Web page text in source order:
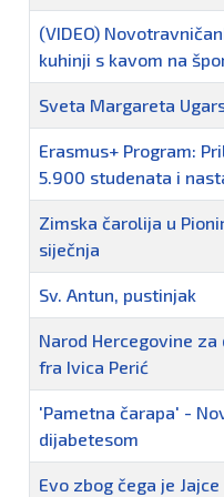
(VIDEO)
kuhinji s kavom na
Sveta Margareta
Erasmus+ Program:
5.900 studenata i
Zimska čarolija u
siječnja
Sv. Antun, pustinjak
Narod Hercegovine
fra Ivica Perić
'Pametna čarapa' -
dijabetesom
Evo zbog čega je